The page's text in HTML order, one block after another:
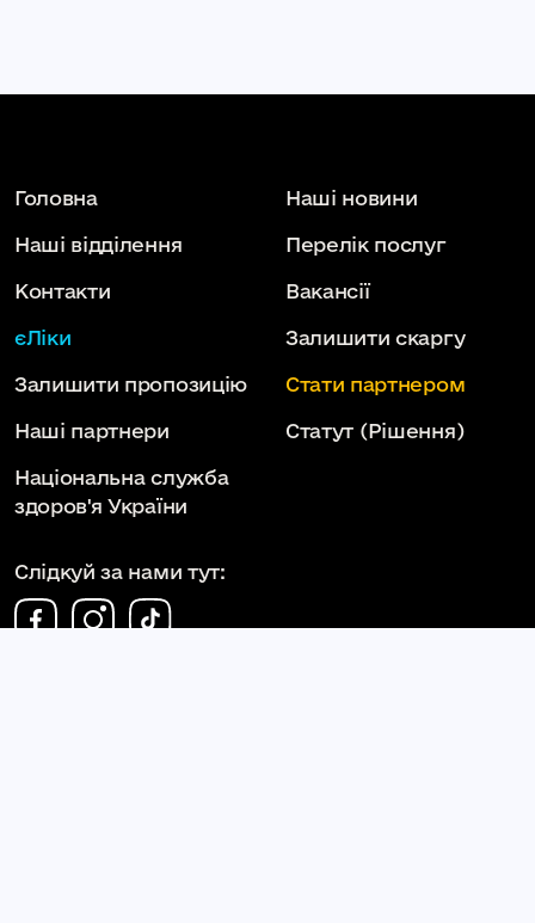
Головна Наші новини
Наші відділення Перелік послуг
Контакти Вакансії
єЛіки Залишити скаргу
Залишити пропозицію Стати партнером
Наші партнери Статут (Рішення)
Національна служба
здоров'я України
Слідкуй за нами тут: